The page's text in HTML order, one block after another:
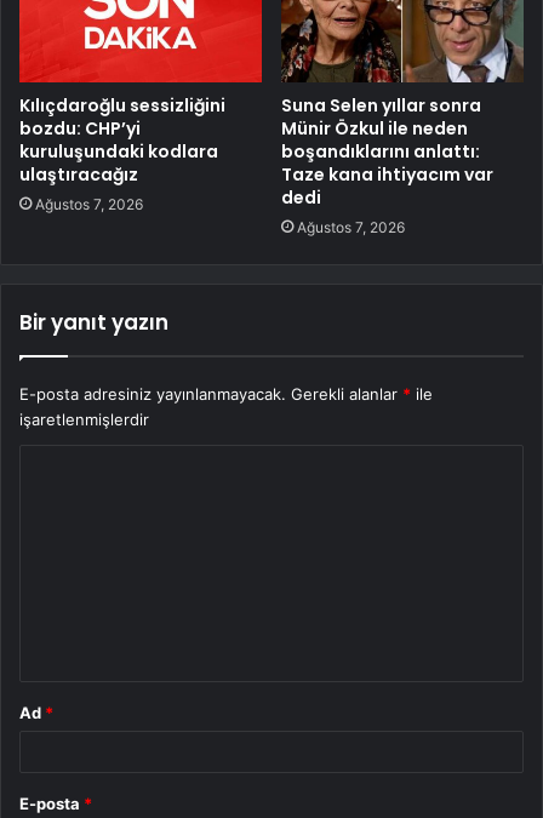
Kılıçdaroğlu sessizliğini
bozdu: CHP’yi
kuruluşundaki kodlara
ulaştıracağız
Ağustos 7, 2026
Suna Selen yıllar sonra
Münir Özkul ile neden
boşandıklarını anlattı:
Taze kana ihtiyacım var
dedi
Ağustos 7, 2026
Bir yanıt yazın
E-posta adresiniz yayınlanmayacak. Gerekli alanlar * ile
işaretlenmişlerdir
Ad *
E-posta *